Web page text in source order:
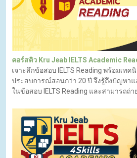
คอร์สติว Kru Jeab IELTS Academic
เจาะลึกข้อสอบ IELTS Reading พร้อมเทค
ประสบการณ์สอนกว่า 20 ปี จึงรู้ถึงปัญหา
ในข้อสอบ IELTS Reading และสามารถถ่